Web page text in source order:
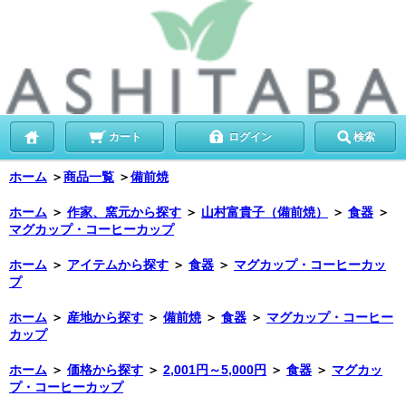
カート ログイン 検索
ホーム ＞商品一覧 ＞備前焼
ホーム ＞ 作家、窯元から探す ＞ 山村富貴子（備前焼） ＞ 食器 ＞
マグカップ・コーヒーカップ
ホーム ＞ アイテムから探す ＞ 食器 ＞ マグカップ・コーヒーカッ
プ
ホーム ＞ 産地から探す ＞ 備前焼 ＞ 食器 ＞ マグカップ・コーヒー
カップ
ホーム ＞ 価格から探す ＞ 2,001円～5,000円 ＞ 食器 ＞ マグカッ
プ・コーヒーカップ